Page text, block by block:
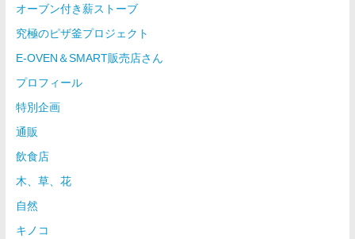
オーブン付き薪ストーブ
究極のピザ釜プロジェクト
E-OVEN＆SMART販売店さん
プロフィール
特別企画
通販
飲食店
木、草、花
自然
キノコ